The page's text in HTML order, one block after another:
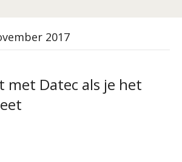
2017
met Datec als je het